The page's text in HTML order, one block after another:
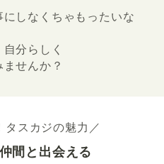
しなくちゃもったいな
分らしく
せんか？
タスカジの魅力／
間と出会える